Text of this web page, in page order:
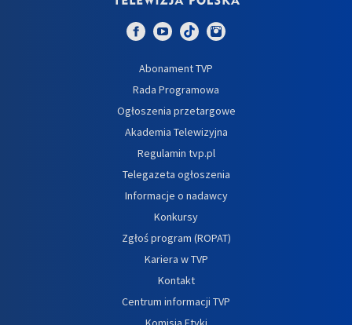
Abonament TVP
Rada Programowa
Ogłoszenia przetargowe
Akademia Telewizyjna
Regulamin tvp.pl
Telegazeta ogłoszenia
Informacje o nadawcy
Konkursy
Zgłoś program (ROPAT)
Kariera w TVP
Kontakt
Centrum informacji TVP